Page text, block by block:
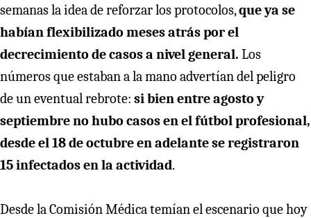
semanas la idea de reforzar los protocolos,que ya se
habían flexibilizado meses atrás por el
decrecimiento de casos a nivel general. Los
números que estaban a la mano advertían del peligro
de un eventual rebrote: si bien entre agosto y
septiembre no hubo casos en el fútbol profesional,
desde el 18 de octubre en adelante se registraron
15 infectados en la actividad.
Desde la Comisión Médica temían el escenario que hoy